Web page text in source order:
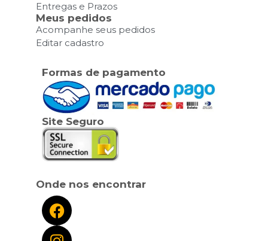
Entregas e Prazos
Meus pedidos
Acompanhe seus pedidos
Editar cadastro
Formas de pagamento
Site Seguro
Onde nos encontrar